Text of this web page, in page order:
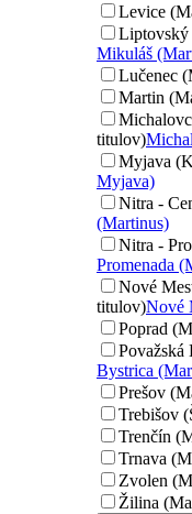
Levice
Liptovský
Mikuláš
Lučenec
Martin
titulov)
Myjava
Myjava)
Nitra -
(Martinus)
Nitra -
Promenada
Nové
titulov)Nové
Poprad
Považská
Bystrica
Prešov
Trebišov
Trenčín
Trnava
Zvolen
Žilina